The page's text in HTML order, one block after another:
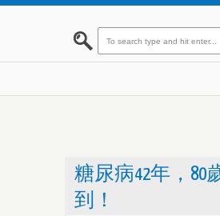
糖尿病42年，
到！